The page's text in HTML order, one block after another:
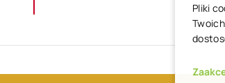
COPYRIGHT © 2025 ŚWIĘTY WOJCIECH DOM MEDIALNY
Pliki